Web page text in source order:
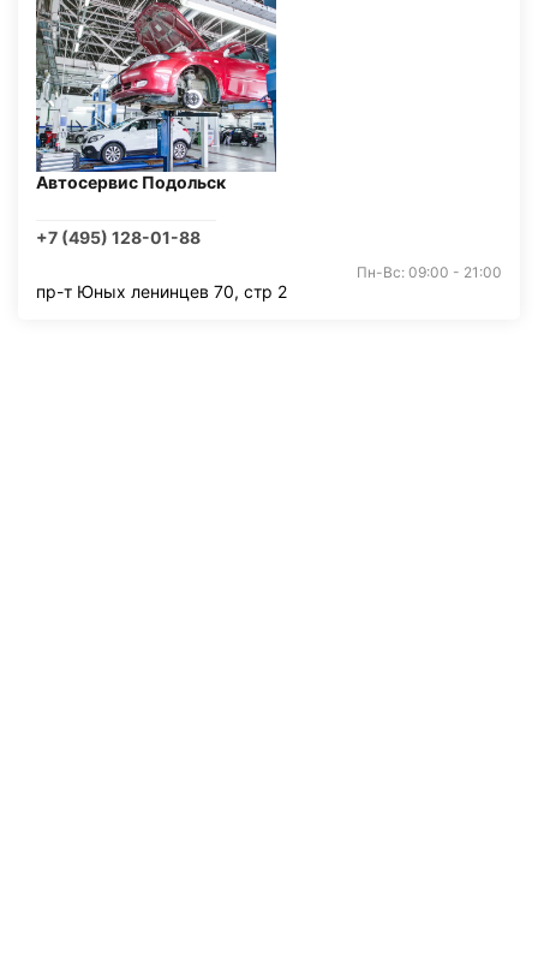
Автосервис Подольск
+7 (495) 128-01-88
Пн-Вс: 09:00 - 21:00
пр-т Юных ленинцев 70, стр 2